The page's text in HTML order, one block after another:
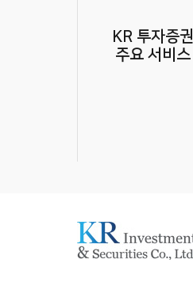
KR 투자증권
주요 서비스